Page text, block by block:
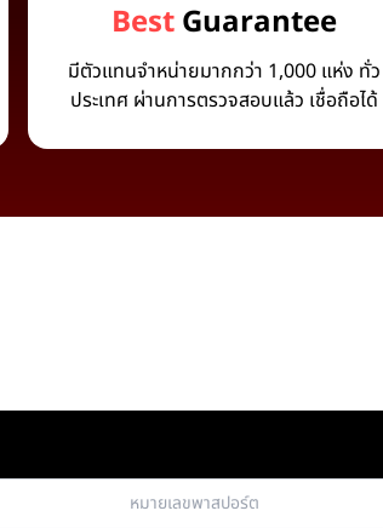
BestGuarantee
มีตัวแทนจำหน่ายมากกว่า 1,000 แห่ง ทั่ว
ประเทศ ผ่านการตรวจสอบแล้ว เชื่อถือได้